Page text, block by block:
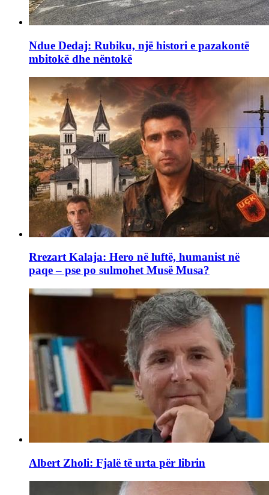
Ndue Dedaj: Rubiku, një histori e pazakontë
mbitokë dhe nëntokë
Rrezart Kalaja: Hero në luftë, humanist në
paqe – pse po sulmohet Musë Musa?
Albert Zholi: Fjalë të urta për librin